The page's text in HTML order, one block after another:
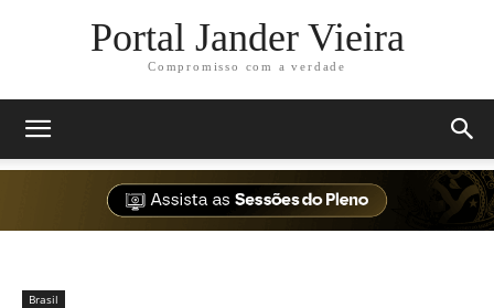
Portal Jander Vieira
Compromisso com a verdade
Brasil